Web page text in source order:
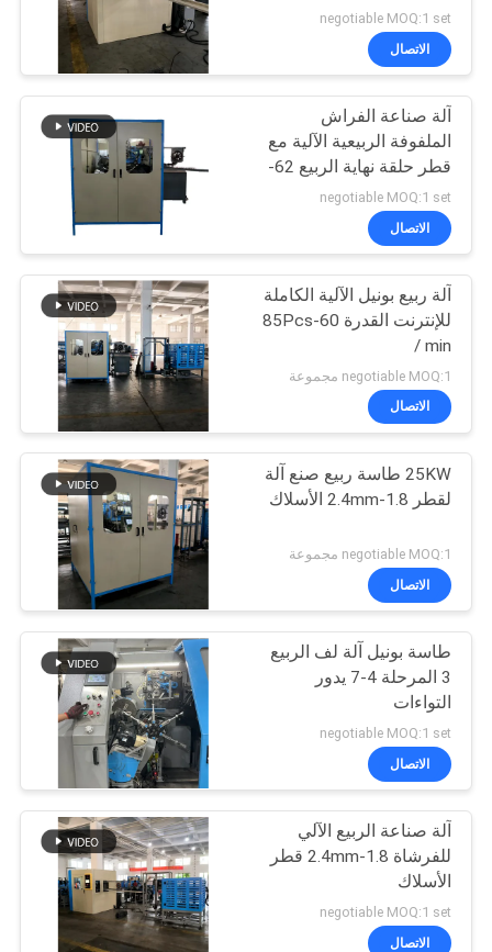
آلة لف فراش الربيع
17
آلة لف المراتب
8
آلة ضغط المراتب
12
ماكينة خياطة فراش
8
negotiable MOQ:1 set
الاتصال
آلة صناعة الفراش
الملفوفة الربيعية الآلية مع
قطر حلقة نهاية الربيع 62-
75mm
negotiable MOQ:1 set
الاتصال
آلة ربيع بونيل الآلية الكاملة
للإنترنت القدرة 60-85Pcs
/ min
negotiable MOQ:1 مجموعة
الاتصال
25KW طاسة ربيع صنع آلة
لقطر 1.8-2.4mm الأسلاك
negotiable MOQ:1 مجموعة
الاتصال
طاسة بونيل آلة لف الربيع
3 المرحلة 4-7 يدور
التواءات
negotiable MOQ:1 set
الاتصال
آلة صناعة الربيع الآلي
للفرشاة 1.8-2.4mm قطر
الأسلاك
negotiable MOQ:1 set
الاتصال